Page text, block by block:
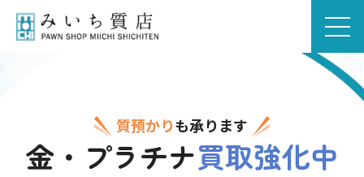
質預かりも承ります
金・プラチナ買取強化中